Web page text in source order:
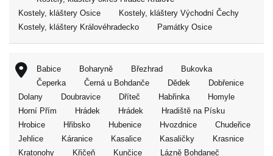
Kostely, kláštery Osice
Kostely, kláštery Východní Čechy
Kostely, kláštery Královéhradecko
Památky Osice
Babice Boharyně Březhrad
Bukovka
Čeperka
Černá u Bohdanče Dědek
Dobřenice
Dolany
Doubravice Dříteč Habřinka
Homyle
Horní Přím
Hrádek Hrádek
Hradiště na Písku
Hrobice
Hřibsko Hubenice Hvozdnice
Chudeřice
Jehlice
Káranice Kasalice Kasaličky
Krasnice
Kratonohy
Křičeň Kunčice Lázně Bohdaneč